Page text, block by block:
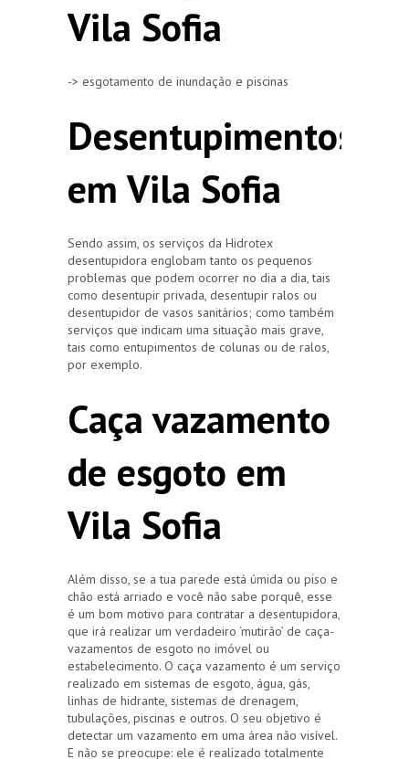
Vila Sofia
-> esgotamento de inundação e piscinas
Desentupimentos
em Vila Sofia
Sendo assim, os serviços da Hidrotex
desentupidora englobam tanto os pequenos
problemas que podem ocorrer no dia a dia, tais
como desentupir privada, desentupir ralos ou
desentupidor de vasos sanitários; como também
serviços que indicam uma situação mais grave,
tais como entupimentos de colunas ou de ralos,
por exemplo.
Caça vazamento
de esgoto em
Vila Sofia
Além disso, se a tua parede está úmida ou piso e
chão está arriado e você não sabe porquê, esse
é um bom motivo para contratar a desentupidora,
que irá realizar um verdadeiro ‘mutirão’ de caça-
vazamentos de esgoto no imóvel ou
estabelecimento. O caça vazamento é um serviço
realizado em sistemas de esgoto, água, gás,
linhas de hidrante, sistemas de drenagem,
tubulações, piscinas e outros. O seu objetivo é
detectar um vazamento em uma área não visível.
E não se preocupe: ele é realizado totalmente